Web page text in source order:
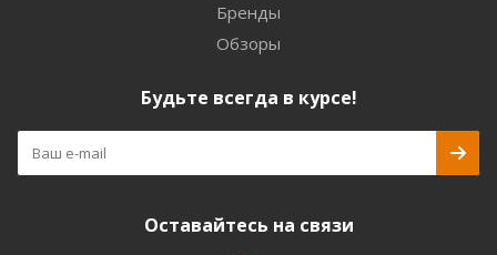
Бренды
Обзоры
Будьте всегда в курсе!
Оставайтесь на связи